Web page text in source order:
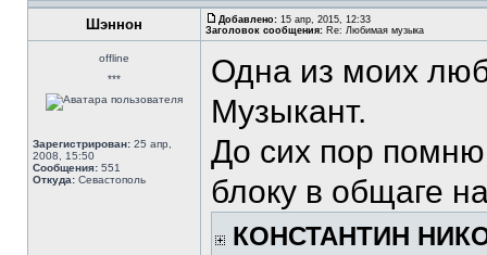
Шэннон Добавлено: 15 апр, 2015, 12:33
Заголовок сообщения: Re: Любимая музыка
offline
***
Зарегистрирован: 25 апр,
2008, 15:50
Сообщения: 551
Откуда: Cевастополь
Одна из моих
Музыкант.
До сих пор
блоку в общаге
КОНСТАНТИН